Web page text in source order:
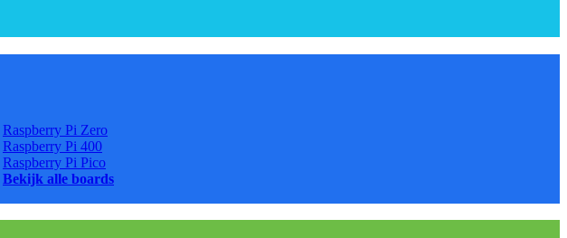
Raspberry Pi Zero
Raspberry Pi 400
Raspberry Pi Pico
Bekijk alle boards